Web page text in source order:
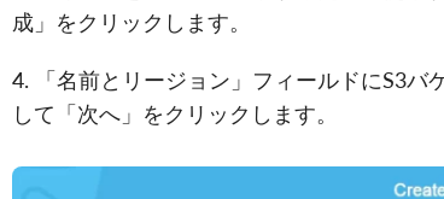
成」をクリックします。
4. 「名前とリージョン」フィールドにS3バ
して「次へ」をクリックします。